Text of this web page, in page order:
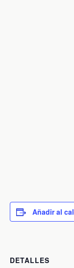
Añadir al
DETALLES